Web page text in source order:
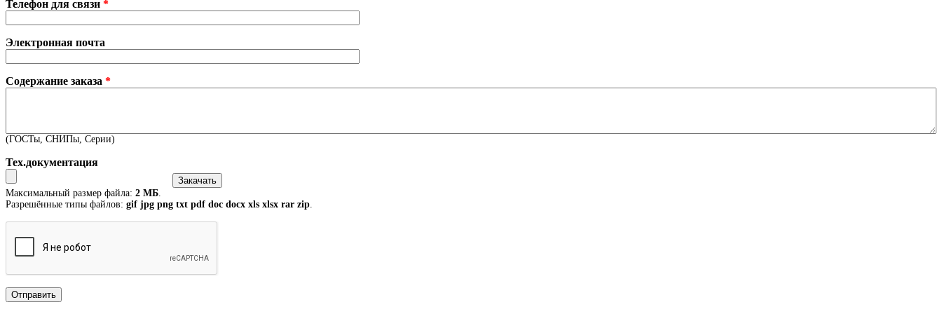
Телефон для связи *
Электронная почта
Содержание заказа *
(ГОСТы, СНИПы, Серии)
Тех.документация
Максимальный размер файла: 2 МБ.
Разрешённые типы файлов: gif jpg png txt pdf doc docx xls xlsx rar zip.